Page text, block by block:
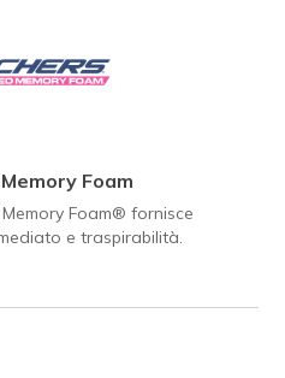
Foam
Foam® fornisce
e traspirabilità.